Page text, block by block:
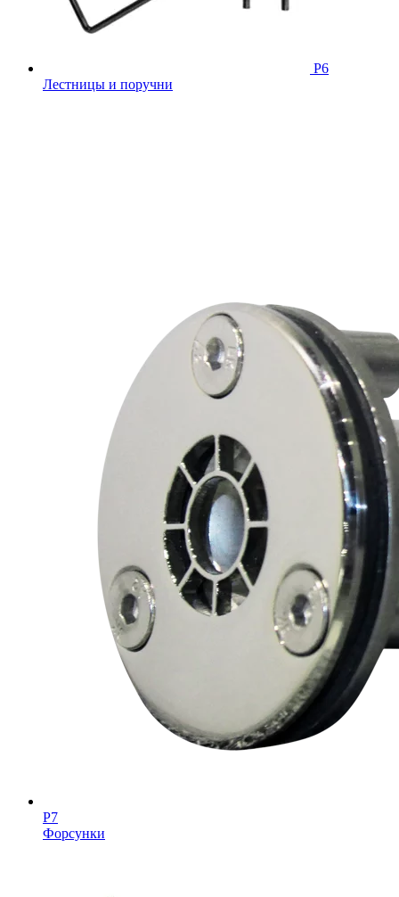
Р6
Лестницы и поручни
Р7
Форсунки